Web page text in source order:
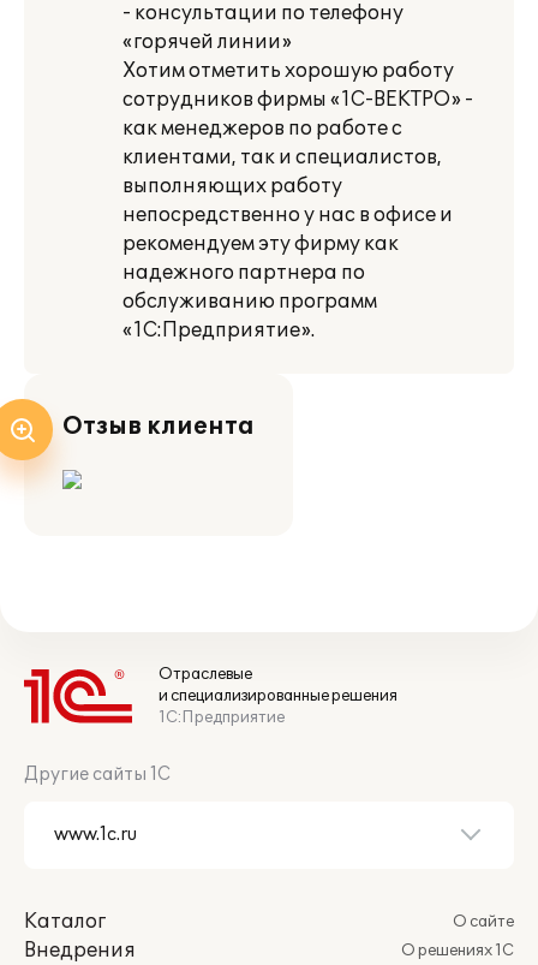
- консультации по телефону
«горячей линии»
Хотим отметить хорошую работу
сотрудников фирмы «1С-ВЕКТРО» -
как менеджеров по работе с
клиентами, так и специалистов,
выполняющих работу
непосредственно у нас в офисе и
рекомендуем эту фирму как
надежного партнера по
обслуживанию программ
«1С:Предприятие».
Отзыв клиента
Отраслевые
и специализированные решения
1С:Предприятие
Другие сайты 1С
Каталог
Внедрения
О сайте
О решениях 1С